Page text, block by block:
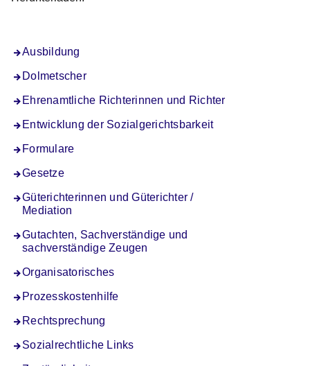
Ausbildung
Dolmetscher
Ehrenamtliche Richterinnen und Richter
Entwicklung der Sozialgerichtsbarkeit
Formulare
Gesetze
Güterichterinnen und Güterichter /
Mediation
Gutachten, Sachverständige und
sachverständige Zeugen
Organisatorisches
Prozesskostenhilfe
Rechtsprechung
Sozialrechtliche Links